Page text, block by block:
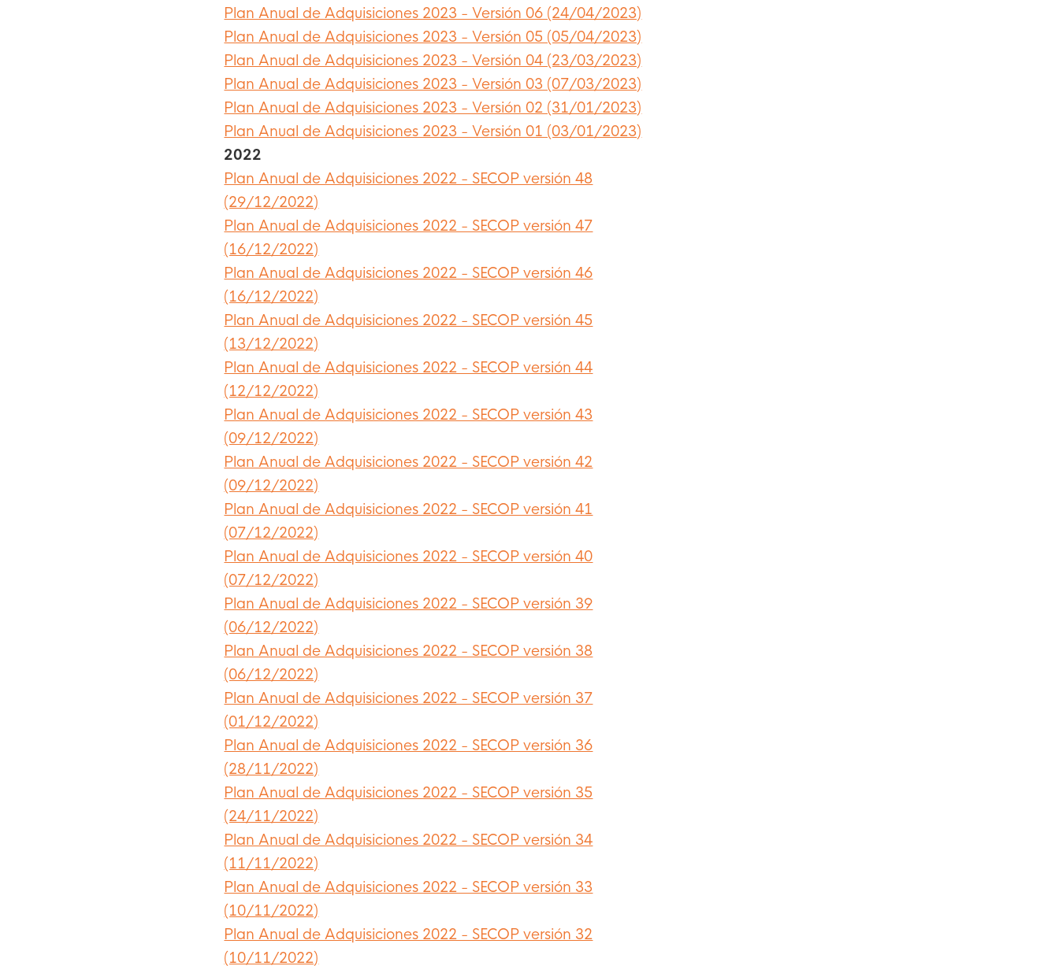
Plan Anual de Adquisiciones 2023 - Versión 06 (24/04/2023)
Plan Anual de Adquisiciones 2023 - Versión 05 (05/04/2023)
Plan Anual de Adquisiciones 2023 - Versión 04 (23/03/2023)
Plan Anual de Adquisiciones 2023 - Versión 03 (07/03/2023)
Plan Anual de Adquisiciones 2023 - Versión 02 (31/01/2023)
Plan Anual de Adquisiciones 2023 - Versión 01 (03/01/2023)
2022
Plan Anual de Adquisiciones 2022 - SECOP versión 48
(29/12/2022)
Plan Anual de Adquisiciones 2022 - SECOP versión 47
(16/12/2022)
Plan Anual de Adquisiciones 2022 - SECOP versión 46
(16/12/2022)
Plan Anual de Adquisiciones 2022 - SECOP versión 45
(13/12/2022)
Plan Anual de Adquisiciones 2022 - SECOP versión 44
(12/12/2022)
Plan Anual de Adquisiciones 2022 - SECOP versión 43
(09/12/2022)
Plan Anual de Adquisiciones 2022 - SECOP versión 42
(09/12/2022)
Plan Anual de Adquisiciones 2022 - SECOP versión 41
(07/12/2022)
Plan Anual de Adquisiciones 2022 - SECOP versión 40
(07/12/2022)
Plan Anual de Adquisiciones 2022 - SECOP versión 39
(06/12/2022)
Plan Anual de Adquisiciones 2022 - SECOP versión 38
(06/12/2022)
Plan Anual de Adquisiciones 2022 - SECOP versión 37
(01/12/2022)
Plan Anual de Adquisiciones 2022 - SECOP versión 36
(28/11/2022)
Plan Anual de Adquisiciones 2022 - SECOP versión 35
(24/11/2022)
Plan Anual de Adquisiciones 2022 - SECOP versión 34
(11/11/2022)
Plan Anual de Adquisiciones 2022 - SECOP versión 33
(10/11/2022)
Plan Anual de Adquisiciones 2022 - SECOP versión 32
(10/11/2022)